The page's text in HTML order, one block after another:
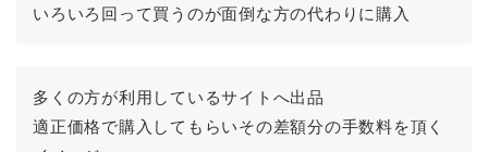
いろいろ回って買うのが面倒な方の代わりに購入
多くの方が利用しているサイトへ出品
適正価格で購入してもらいその差額分の手数料を頂く